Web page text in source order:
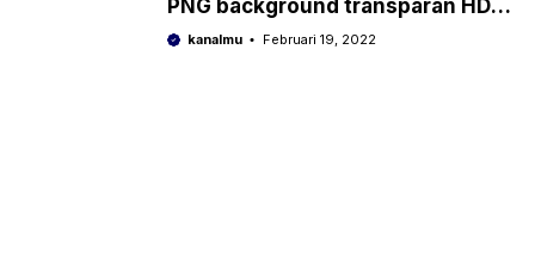
PNG background transparan HD
untuk desain
kanalmu Februari 19, 2022